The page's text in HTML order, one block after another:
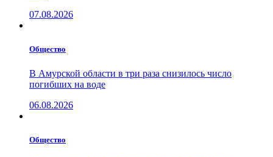
07.08.2026
Общество
В Амурской области в три раза снизилось число
погибших на воде
06.08.2026
Общество